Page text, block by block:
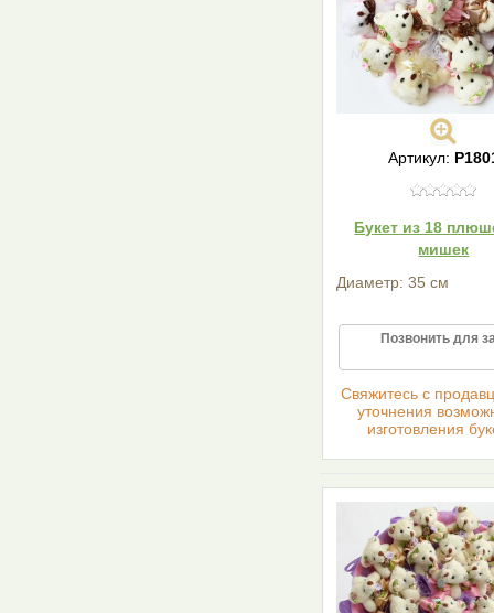
Артикул:
Букет из 18
мишек
Диаметр: 35 см
Позвонить для
Cвяжитесь с
уточнения
изготовления